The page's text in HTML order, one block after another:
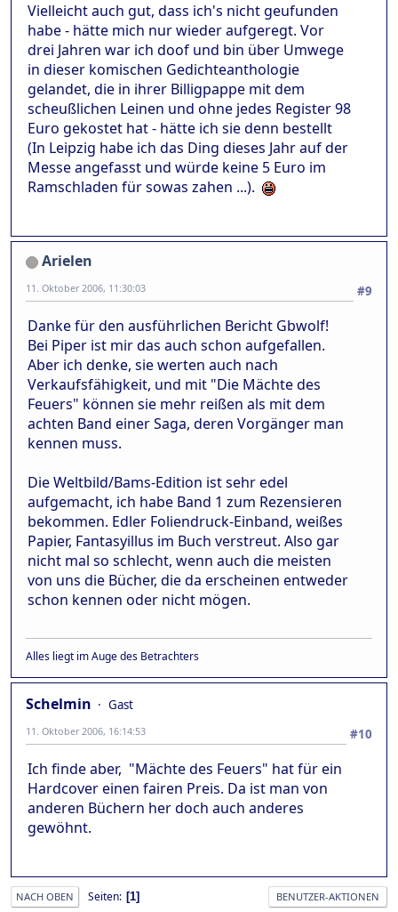
Vielleicht auch gut, dass ich's nicht geufunden
habe - hätte mich nur wieder aufgeregt. Vor
drei Jahren war ich doof und bin über Umwege
in dieser komischen Gedichteanthologie
gelandet, die in ihrer Billigpappe mit dem
scheußlichen Leinen und ohne jedes Register 98
Euro gekostet hat - hätte ich sie denn bestellt
(In Leipzig habe ich das Ding dieses Jahr auf der
Messe angefasst und würde keine 5 Euro im
Ramschladen für sowas zahen ...).
Arielen
#9
11. Oktober 2006, 11:30:03
Danke für den ausführlichen Bericht Gbwolf!
Bei Piper ist mir das auch schon aufgefallen.
Aber ich denke, sie werten auch nach
Verkaufsfähigkeit, und mit "Die Mächte des
Feuers" können sie mehr reißen als mit dem
achten Band einer Saga, deren Vorgänger man
kennen muss.
Die Weltbild/Bams-Edition ist sehr edel
aufgemacht, ich habe Band 1 zum Rezensieren
bekommen. Edler Foliendruck-Einband, weißes
Papier, Fantasyillus im Buch verstreut. Also gar
nicht mal so schlecht, wenn auch die meisten
von uns die Bücher, die da erscheinen entweder
schon kennen oder nicht mögen.
Alles liegt im Auge des Betrachters
Schelmin
Gast
#10
11. Oktober 2006, 16:14:53
Ich finde aber, "Mächte des Feuers" hat für ein
Hardcover einen fairen Preis. Da ist man von
anderen Büchern her doch auch anderes
gewöhnt.
NACH OBEN Seiten 1 BENUTZER-AKTIONEN